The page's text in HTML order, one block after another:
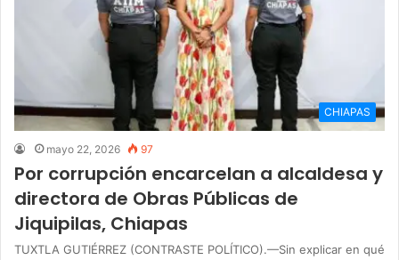
CHIAPAS
mayo 22, 2026 97
Por corrupción encarcelan a alcaldesa y
directora de Obras Públicas de
Jiquipilas, Chiapas
TUXTLA GUTIÉRREZ (CONTRASTE POLÍTICO).—Sin explicar en qué